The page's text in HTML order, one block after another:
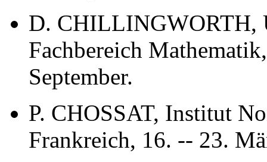
D. CHILLINGWORTH,
Fachbereich
September.
P. CHOSSAT, Institut
Frankreich, 16. -- 23.